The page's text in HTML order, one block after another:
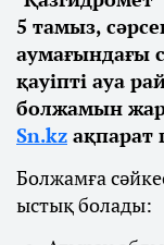
5 тамыз,
аумағындағы
қауіпті ауа
болжамын
Sn.kz ақпарат
Болжамға
ыстық болады: